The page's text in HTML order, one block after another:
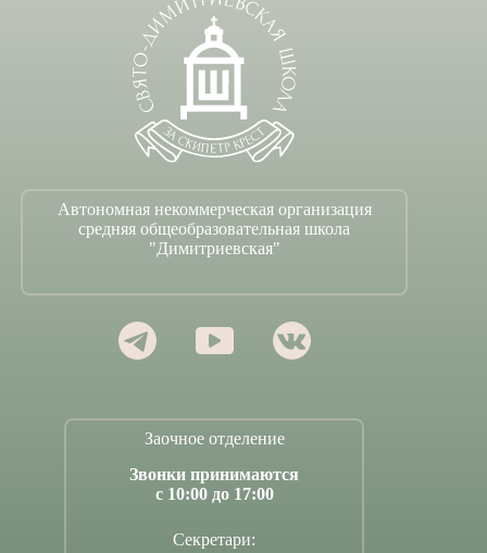
Автономная некоммерческая организация
средняя общеобразовательная школа
"Димитриевская"
Заочное отделение
Звонки принимаются
с 10:00 до 17:00
Секретари: